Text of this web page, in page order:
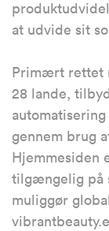
at udvide sit
Primært rettet
28 lande,
gennem brug
Hjemmesiden
tilgængelig på
muliggør